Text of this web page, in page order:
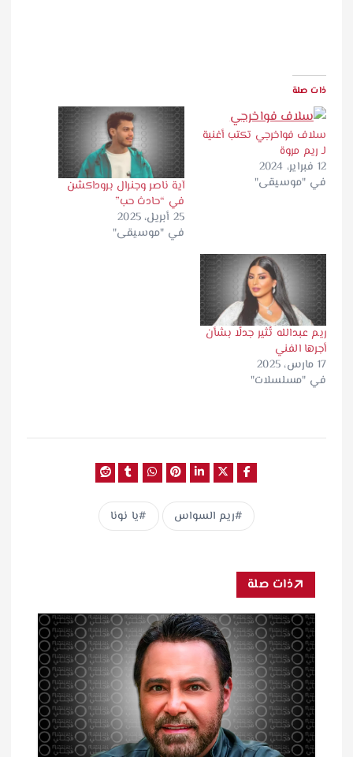
ذات صلة
سلاف فواخرجي تكتب أغنية
لـ ريم مروة
12 فبراير، 2024
في "موسيقى"
آية ناصر وجنرال بروداكشن
في “حادث حب”
25 أبريل، 2025
في "موسيقى"
ريم عبدالله تُثير جدلًا بشأن
أجرها الفني
17 مارس، 2025
في "مسلسلات"
ريم السواس يا نونا
ذات صلة